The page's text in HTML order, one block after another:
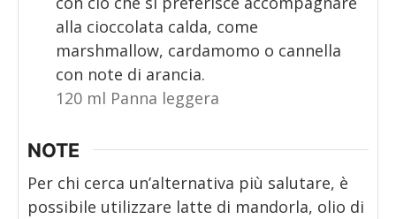
alla cioccolata calda, come
marshmallow, cardamomo o cannella
con note di arancia.
120 ml Panna leggera
NOTE
Per chi cerca un’alternativa più salutare, è
possibile utilizzare latte di mandorla, olio di